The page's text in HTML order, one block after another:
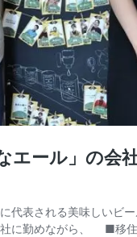
エール」の会
代表される美味しいビ
社に勤めながら、 ■移